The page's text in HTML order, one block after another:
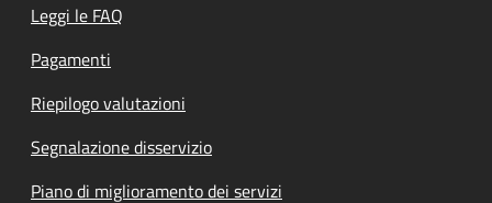
Leggi le FAQ
Pagamenti
Riepilogo valutazioni
Segnalazione disservizio
Piano di miglioramento dei servizi